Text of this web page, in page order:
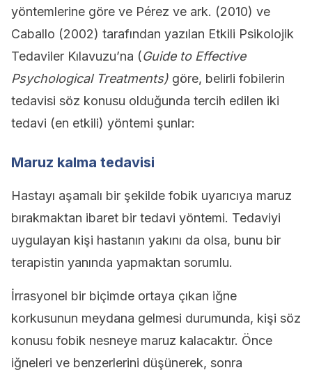
yöntemlerine göre ve Pérez ve ark. (2010) ve
Caballo (2002) tarafından yazılan Etkili Psikolojik
Tedaviler Kılavuzu’na (Guide to Effective
Psychological Treatments) göre, belirli fobilerin
tedavisi söz konusu olduğunda tercih edilen iki
tedavi (en etkili) yöntemi şunlar:
Maruz kalma tedavisi
Hastayı aşamalı bir şekilde fobik uyarıcıya maruz
bırakmaktan ibaret bir tedavi yöntemi. Tedaviyi
uygulayan kişi hastanın yakını da olsa, bunu bir
terapistin yanında yapmaktan sorumlu.
İrrasyonel bir biçimde ortaya çıkan iğne
korkusunun meydana gelmesi durumunda, kişi söz
konusu fobik nesneye maruz kalacaktır. Önce
iğneleri ve benzerlerini düşünerek, sonra